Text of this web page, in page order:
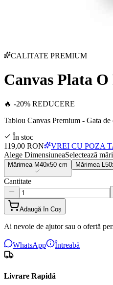
CALITATE PREMIUM
Canvas Plata O
🔥 -20% REDUCERE
Tablou Canvas Premium - Gata de
În stoc
119,00 RON
VREI CU POZA
Alege DimensiuneaSelectează
Mărimea M40x50 cm Mărimea
Cantitate
Adaugă în Coș
Ai nevoie de ajutor sau o ofertă
WhatsApp Întreabă
Livrare Rapidă